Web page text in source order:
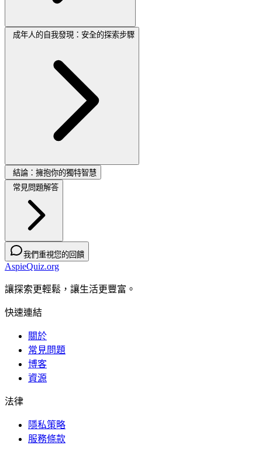
成年人的自我發現：安全的探索步驟
結論：擁抱你的獨特智慧
常見問題解答
我們重視您的回饋
AspieQuiz.org
讓探索更輕鬆，讓生活更豐富。
快速連結
關於
常見問題
博客
資源
法律
隱私策略
服務條款